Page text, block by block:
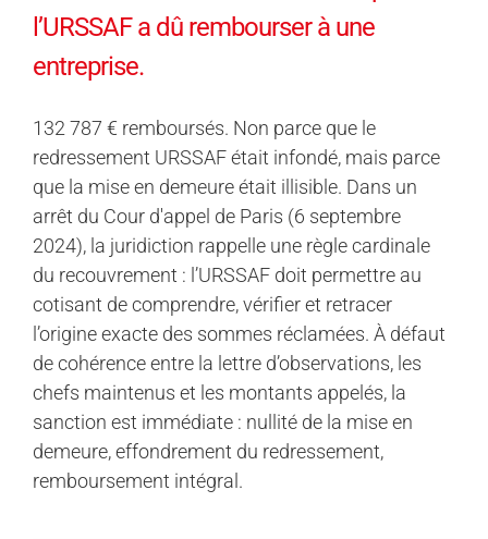
l’URSSAF a dû rembourser à une
entreprise.
132 787 € remboursés. Non parce que le
redressement URSSAF était infondé, mais parce
que la mise en demeure était illisible. Dans un
arrêt du Cour d'appel de Paris (6 septembre
2024), la juridiction rappelle une règle cardinale
du recouvrement : l’URSSAF doit permettre au
cotisant de comprendre, vérifier et retracer
l’origine exacte des sommes réclamées. À défaut
de cohérence entre la lettre d’observations, les
chefs maintenus et les montants appelés, la
sanction est immédiate : nullité de la mise en
demeure, effondrement du redressement,
remboursement intégral.